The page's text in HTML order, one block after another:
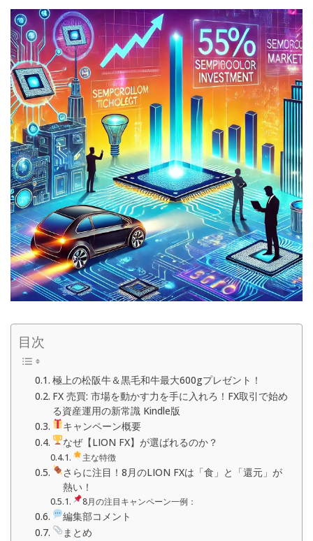
目次
極上の松阪牛＆黒毛和牛最大600gプレゼント！
FX 売買: 市場を動かす力を手に入れろ！FX取引で始め
る資産運用の新常識 Kindle版
キャンペーン概要
なぜ【LION FX】が選ばれるのか？
主な特徴
さらに注目！8月のLION FXは「食」と「還元」が
熱い！
8月の注目キャンペーン一例：
編集部コメント
まとめ